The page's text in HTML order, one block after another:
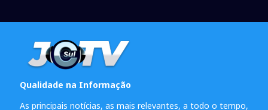
Qualidade na Informação
As principais notícias, as mais relevantes, a todo o tempo,